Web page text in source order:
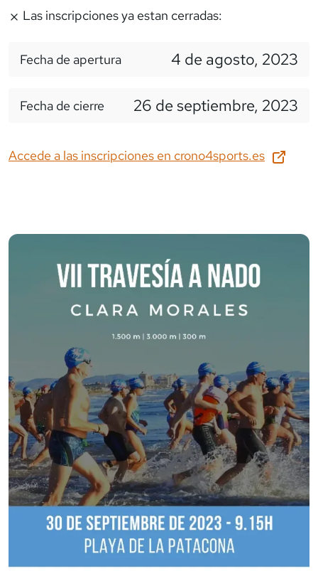
Las inscripciones ya estan cerradas:
Fecha de apertura 4 de agosto, 2023
Fecha de cierre 26 de septiembre, 2023
Accede a las inscripciones en crono4sports.es